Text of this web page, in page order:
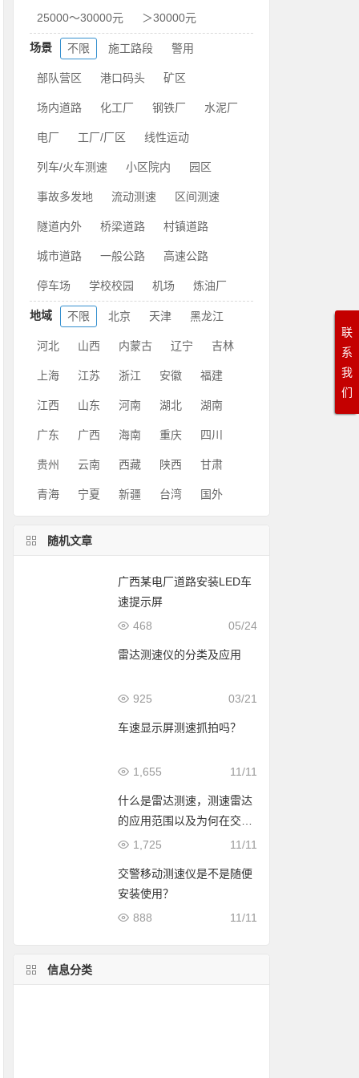
25000～30000元 ＞30000元
场景 不限 施工路段 警用
部队营区 港口码头 矿区
场内道路 化工厂 钢铁厂 水泥厂
电厂 工厂/厂区 线性运动
列车/火车测速 小区院内 园区
事故多发地 流动测速 区间测速
隧道内外 桥梁道路 村镇道路
城市道路 一般公路 高速公路
停车场 学校校园 机场 炼油厂
地域 不限 北京 天津 黑龙江
河北 山西 内蒙古 辽宁 吉林
上海 江苏 浙江 安徽 福建
江西 山东 河南 湖北 湖南
广东 广西 海南 重庆 四川
贵州 云南 西藏 陕西 甘肃
青海 宁夏 新疆 台湾 国外
随机文章
广西某电厂道路安装LED车
速提示屏
05/24
468
雷达测速仪的分类及应用
03/21
925
车速显示屏测速抓拍吗？
11/11
1,655
什么是雷达测速，测速雷达
的应用范围以及为何在交通
测速上广泛使用？
11/11
1,725
交警移动测速仪是不是随便
安装使用？
11/11
888
信息分类
联
系
我
们